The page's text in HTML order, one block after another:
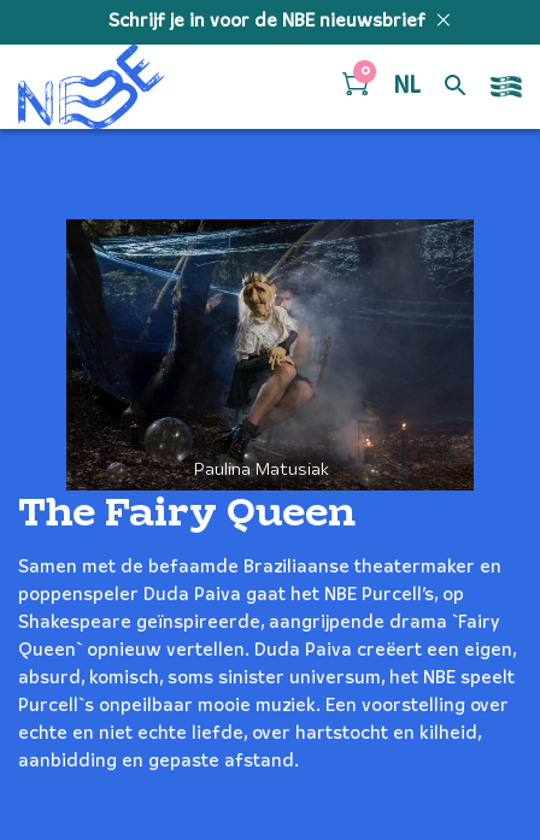
Schrijf je in voor de NBE nieuwsbrief
0
NL
Paulina Matusiak
The Fairy Queen
Samen met de befaamde Braziliaanse theatermaker en
poppenspeler Duda Paiva gaat het NBE Purcell’s, op
Shakespeare geïnspireerde, aangrijpende drama `Fairy
Queen` opnieuw vertellen. Duda Paiva creëert een eigen,
absurd, komisch, soms sinister universum, het NBE speelt
Purcell`s onpeilbaar mooie muziek. Een voorstelling over
echte en niet echte liefde, over hartstocht en kilheid,
aanbidding en gepaste afstand.